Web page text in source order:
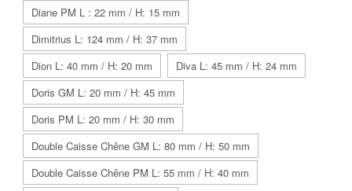
Diane PM L : 22 mm / H: 15 mm
Dimitrius L: 124 mm / H: 37 mm
Dion L: 40 mm / H: 20 mm
Diva L: 45 mm / H: 24 mm
Doris GM L: 20 mm / H: 45 mm
Doris PM L: 20 mm / H: 30 mm
Double Caisse Chêne GM L: 80 mm / H: 50 mm
Double Caisse Chêne PM L: 55 mm / H: 40 mm